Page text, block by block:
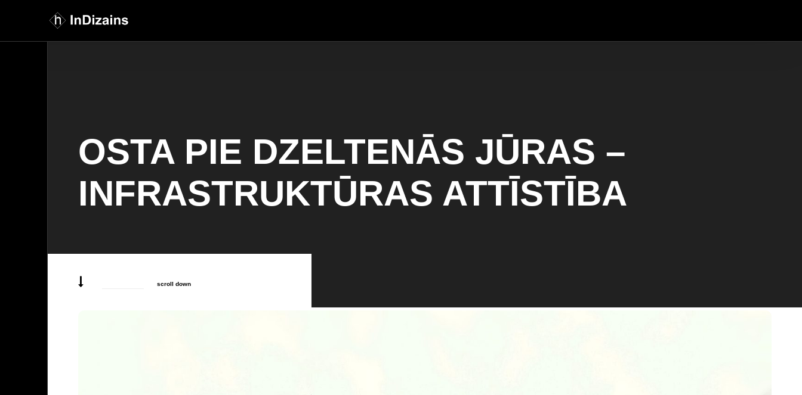
OSTA PIE DZELTENĀS JŪRAS –
INFRASTRUKTŪRAS ATTĪSTĪBA
scroll down